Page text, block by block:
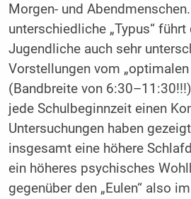
Morgen- und
unterschiedliche „Typus“ führt
Jugendliche auch sehr
Vorstellungen vom „optimalen
(Bandbreite von
jede Schulbeginnzeit einen
Untersuchungen haben
insgesamt eine höhere
ein höheres psychisches
gegenüber den „Eulen“ also